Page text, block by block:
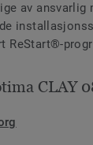
av
ReStart®-
CLAY